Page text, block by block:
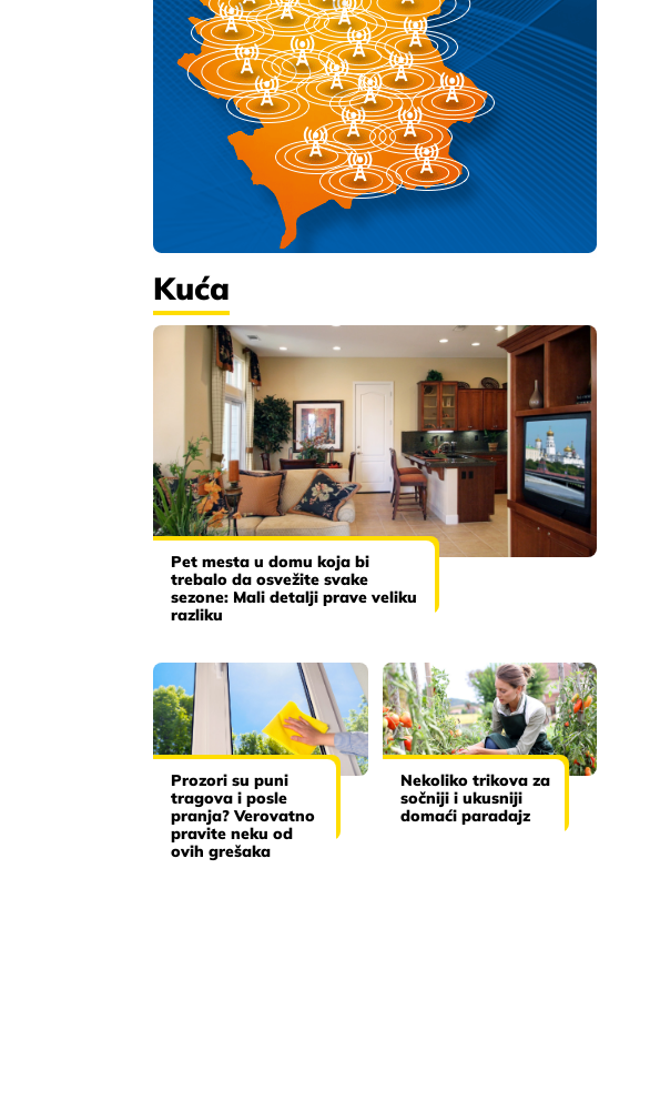
Kuća
Pet mesta u domu koja bi
trebalo da osvežite svake
sezone: Mali detalji prave veliku
razliku
Prozori su puni
tragova i posle
pranja? Verovatno
pravite neku od
ovih grešaka
Nekoliko trikova za
sočniji i ukusniji
domaći paradajz